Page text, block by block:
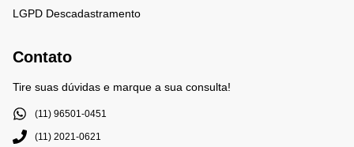
LGPD Descadastramento
Contato
Tire suas dúvidas e marque a sua consulta!
(11) 96501-0451
(11) 2021-0621